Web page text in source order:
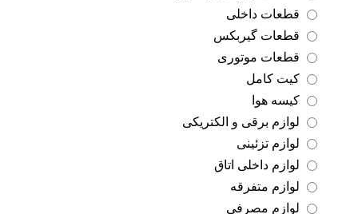
قطعات داخلی
قطعات گیربکس
قطعات موتوری
کیت کامل
کیسه هوا
لوازم برقی و الکتریکی
لوازم تزئینی
لوازم داخلی اتاق
لوازم متفرقه
لوازم مصرفی